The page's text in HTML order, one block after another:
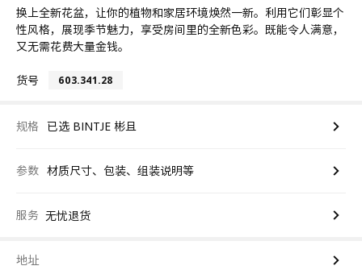
换上全新花盆，让你的植物和家居环境焕然一新。利用它们彰显个
性风格，展现季节魅力，享受房间里的全新色彩。既能令人满意，
又无需花费大量金钱。
货号 603.341.28
规格 已选 BINTJE 彬且
参数 材质尺寸、包装、组装说明等
服务 无忧退货
地址